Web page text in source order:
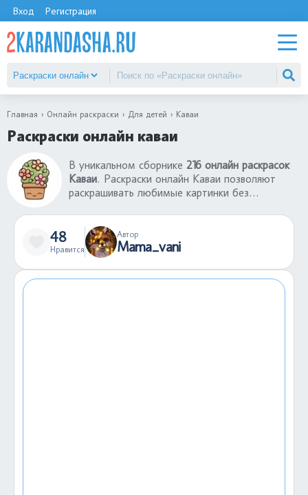
Вход Регистрация
Главная Онлайн раскраски Для детей Каваи
Раскраски онлайн каваи
В уникальном сборнике 216 онлайн раскрасок
Каваи. Раскраски онлайн Каваи позволяют
раскрашивать любимые картинки без
здесь и сейчас. Большой выбор раскрасок
онлайн Каваи понравятся детям любого
возраста. Можно экспериментировать,
48
Нравится
Автор
Mama_vani